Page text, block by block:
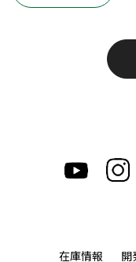
在庫情報 開